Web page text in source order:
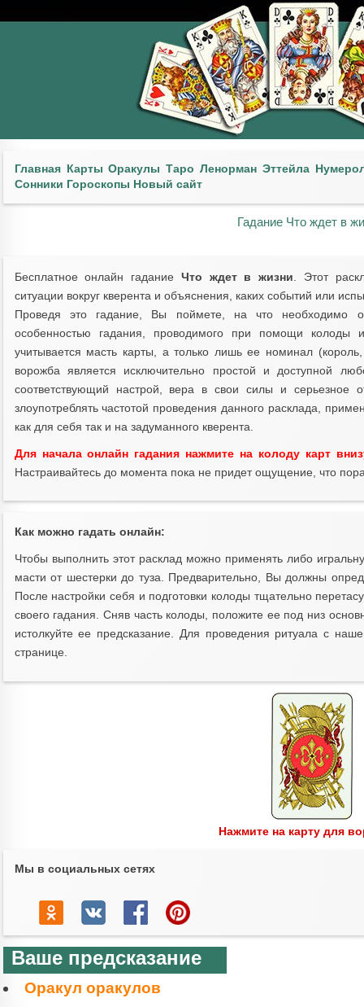
Главная Карты Оракулы Таро Ленорман Эттейла
Сонники Гороскопы Новый сайт
Гадание Что ждет в
Бесплатное онлайн гадание Что ждет в жизни . Этот
ситуации вокруг кверента и объяснения, каких событий или
Проведя это гадание, Вы поймете, на что необходимо
особенностью гадания, проводимого при помощи колоды
учитывается масть карты, а только лишь ее номинал
ворожба является исключительно простой и доступной
соответствующий настрой, вера в свои силы и серьезное
злоупотреблять частотой проведения данного расклада,
как для себя так и на задуманного кверента.
Для начала онлайн гадания нажмите на колоду карт
Настраивайтесь до момента пока не придет ощущение, что пора
Как можно гадать онлайн:
Чтобы выполнить этот расклад можно применять либо
масти от шестерки до туза. Предварительно, Вы должны
После настройки себя и подготовки колоды тщательно
своего гадания. Сняв часть колоды, положите ее под низ
истолкуйте ее предсказание. Для проведения ритуала с
странице.
Нажмите на карту для
Мы в социальных сетях
Ваше предсказание
Оракул оракулов